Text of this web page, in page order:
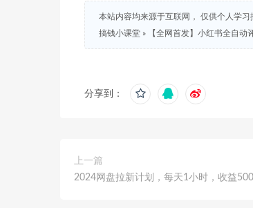
本站内容均来源于互联网， 仅供个人学
搞钱小课堂 » 【全网首发】小红书全自
分享到：
上一篇
2024网盘拉新计划，每天1小时，收益